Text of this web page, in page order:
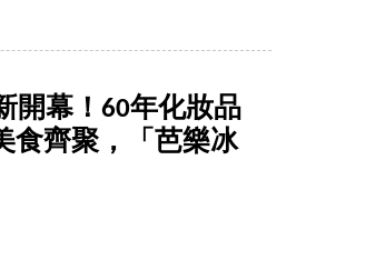
開幕！60年化妝品
食齊聚，「芭樂冰